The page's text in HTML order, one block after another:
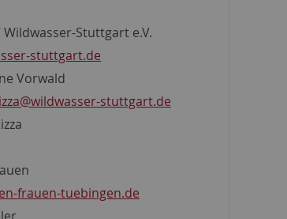
Wildwasser-Stuttgart e.V.
stuttgart.de
Vorwald
stuttgart.de
frauen-tuebingen.de